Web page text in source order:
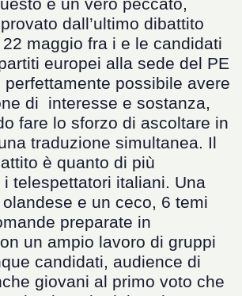
è un vero peccato,
dall’ultimo dibattito
maggio fra i e le candidati
europei alla sede del PE
perfettamente possibile avere
di interesse e sostanza,
fare lo sforzo di ascoltare in
traduzione simultanea. Il
è quanto di più
telespettatori italiani. Una
e un ceco, 6 temi
preparate in
un ampio lavoro di gruppi
candidati, audience di
giovani al primo voto che